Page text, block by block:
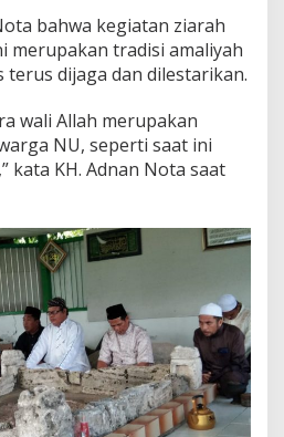
bahwa kegiatan ziarah
merupakan tradisi amaliyah
dijaga dan dilestarikan.
wali Allah merupakan
NU, seperti saat ini
kata KH. Adnan Nota saat